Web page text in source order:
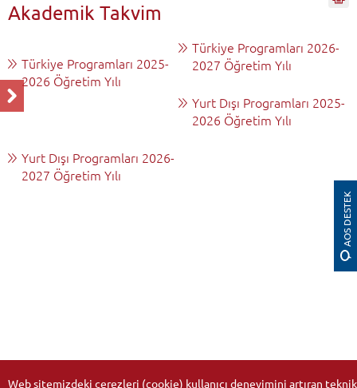
AOS DESTEK
Akademik Takvim
Türkiye Programları 2025-
2026 Öğretim Yılı
Türkiye Programları 2026-
2027 Öğretim Yılı
Yurt Dışı Programları 2025-
2026 Öğretim Yılı
Yurt Dışı Programları 2026-
2027 Öğretim Yılı
Web sitemizdeki çerezleri (cookie) kullanıcı deneyimini artıran teknik